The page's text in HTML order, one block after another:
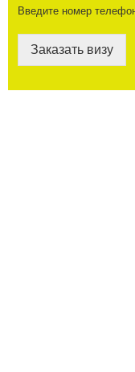
Введите номер
Заказать визу